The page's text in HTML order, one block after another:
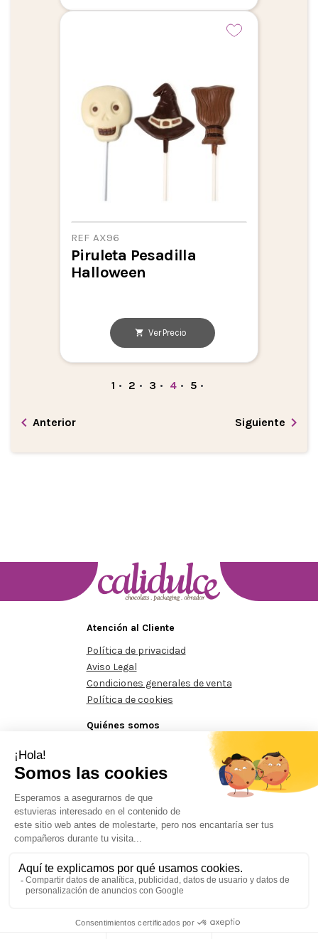
REF AX96
Piruleta Pesadilla
Halloween
Ver Precio
Anterior
1 • 2 • 3 • 4 • 5 •
Siguiente 
Atención al Cliente
Política de privacidad
Aviso Legal
Condiciones generales de venta
Política de cookies
Quiénes somos
Contacte con nosotros
mínimos de 125€ Pedidos mínimos de 125€
Prohibida la reproducción total o parcial del contenido aparecido en este sitio
web, sin el expreso consentimiento del propietario.
pandèmia de COVID-19.